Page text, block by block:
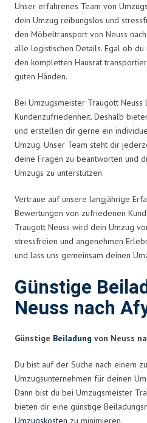
Unser erfahrenes Team von
dein Umzug reibungslos und
den Möbeltransport von Neuss
alle logistischen Details. Egal ob
den kompletten Hausrat
guten Händen.
Bei Umzugsmeister Traugott
Kundenzufriedenheit. Deshalb
und erstellen dir gerne ein
Umzug. Unser Team steht dir
deine Fragen zu beantworten und
Umzugs zu unterstützen.
Vertraue auf unsere langjährige
Bewertungen von zufriedenen
Traugott Neuss wird dein Umzug
stressfreien und angenehmen
und lass uns gemeinsam deinen
Günstige
Neuss nach
Günstige Beiladung von Neuss
Du bist auf der Suche nach einem
Umzugsunternehmen für deinen
Dann bist du bei Umzugsmeister
bieten dir eine günstige
Umzugskosten zu minimieren.